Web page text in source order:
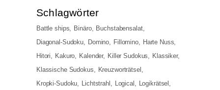
Schlag­wör­ter
Battle ships Binäro
Buchstabensalat
Diagonal-Sudoku
Domino Fillomino
Harte Nuss
Hitori
Kakuro Kalender Killer Sudokus
Klassiker
Klassische Sudokus
Kreuzworträtsel
Kropki-Sudoku
Lichtstrahl Logical
Logikrätsel